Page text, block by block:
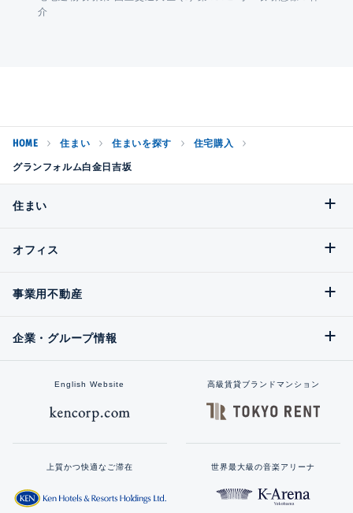
介
HOME 住まい 住まいを探す 住宅購入
グランフォルム白金日吉坂
住まい
オフィス
事業用不動産
企業・グループ情報
English Website 高級賃貸ブランドマンション
上質かつ快適なご滞在 世界最大級の音楽アリーナ